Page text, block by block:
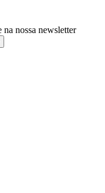
nossa newsletter